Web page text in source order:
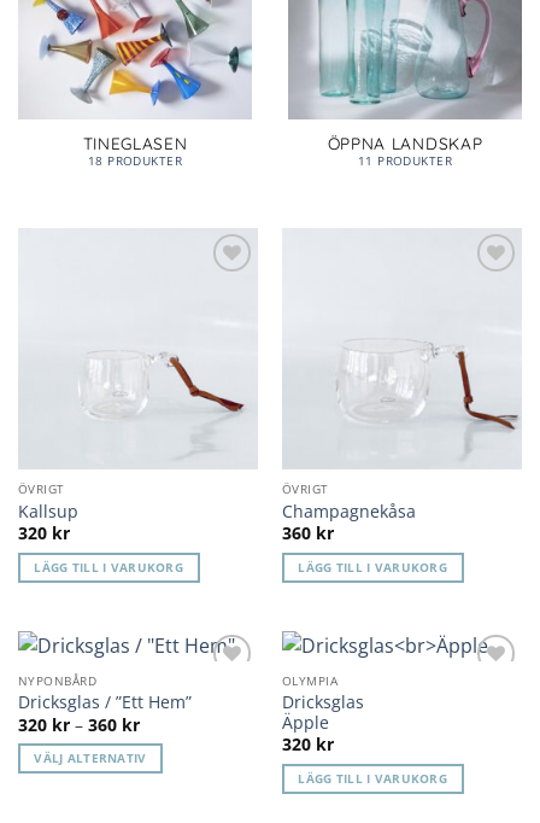
TINEGLASEN
18 PRODUKTER
ÖPPNA LANDSKAP
11 PRODUKTER
ÖVRIGT
Kallsup
320 kr
LÄGG TILL I VARUKORG
ÖVRIGT
Champagnekåsa
360 kr
LÄGG TILL I VARUKORG
önskelista
NYPONBÅRD
Dricksglas / ”Ett Hem”
320 kr – 360 krPrisintervall:
320 kr
till
360 kr
VÄLJ ALTERNATIV
OLYMPIA
Dricksglas
Äpple
320 kr
LÄGG TILL I VARUKORG